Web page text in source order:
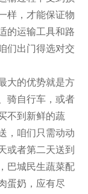
样，才能保证物
的运输工具和路
们出门得选对交
大的优势就是方
骑自行车，或者
不到新鲜的蔬
，咱们只需动动
或者第二天送到
巴城民生蔬菜配
蛋奶，应有尽